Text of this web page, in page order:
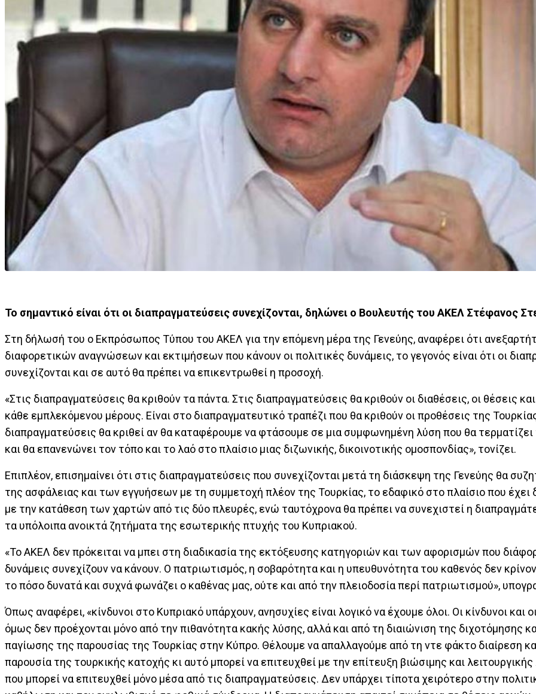
Το σημαντικό είναι ότι οι διαπραγματεύσεις συνεχίζονται, δηλώνει ο Βουλευτής του ΑΚΕΛ Στέφανος
Στη δήλωσή του ο Εκπρόσωπος Τύπου του ΑΚΕΛ για την επόμενη μέρα της Γενεύης, αναφέρει ότι
διαφορετικών αναγνώσεων και εκτιμήσεων που κάνουν οι πολιτικές δυνάμεις, το γεγονός είναι ότι οι
συνεχίζονται και σε αυτό θα πρέπει να επικεντρωθεί η προσοχή.
«Στις διαπραγματεύσεις θα κριθούν τα πάντα. Στις διαπραγματεύσεις θα κριθούν οι διαθέσεις, οι θέσεις
κάθε εμπλεκόμενου μέρους. Είναι στο διαπραγματευτικό τραπέζι που θα κριθούν οι προθέσεις της
διαπραγματεύσεις θα κριθεί αν θα καταφέρουμε να φτάσουμε σε μια συμφωνημένη λύση που θα τερματίζει
και θα επανενώνει τον τόπο και το λαό στο πλαίσιο μιας διζωνικής, δικοινοτικής ομοσπονδίας», τονίζει.
Επιπλέον, επισημαίνει ότι στις διαπραγματεύσεις που συνεχίζονται μετά τη διάσκεψη της Γενεύης θα
της ασφάλειας και των εγγυήσεων με τη συμμετοχή πλέον της Τουρκίας, το εδαφικό στο πλαίσιο που έχει
με την κατάθεση των χαρτών από τις δύο πλευρές, ενώ ταυτόχρονα θα πρέπει να συνεχιστεί η
τα υπόλοιπα ανοικτά ζητήματα της εσωτερικής πτυχής του Κυπριακού.
«Το ΑΚΕΛ δεν πρόκειται να μπει στη διαδικασία της εκτόξευσης κατηγοριών και των αφορισμών που
δυνάμεις συνεχίζουν να κάνουν. Ο πατριωτισμός, η σοβαρότητα και η υπευθυνότητα του καθενός δεν
το πόσο δυνατά και συχνά φωνάζει ο καθένας μας, ούτε και από την πλειοδοσία περί πατριωτισμού»,
Όπως αναφέρει, «κίνδυνοι στο Κυπριακό υπάρχουν, ανησυχίες είναι λογικό να έχουμε όλοι. Οι κίνδυνοι και
όμως δεν προέχονται μόνο από την πιθανότητα κακής λύσης, αλλά και από τη διαιώνιση της διχοτόμησης
παγίωσης της παρουσίας της Τουρκίας στην Κύπρο. Θέλουμε να απαλλαγούμε από τη ντε φάκτο διαίρεση
παρουσία της τουρκικής κατοχής κι αυτό μπορεί να επιτευχθεί με την επίτευξη βιώσιμης και
που μπορεί να επιτευχθεί μόνο μέσα από τις διαπραγματεύσεις. Δεν υπάρχει τίποτα χειρότερο στην